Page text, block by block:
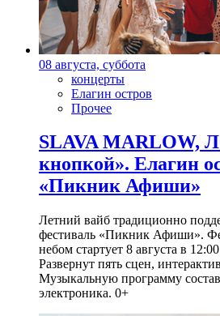
08 августа, суббота
концерты
Елагин остров
Прочее
SLAVA MARLOW,
кнопкой». Елагин
«Пикник Афиши»
Летний вайб традиционно
фестиваль «Пикник Афиши».
небом стартует 8 августа в
Развернут пять сцен,
Музыкальную программу
электроника. 0+